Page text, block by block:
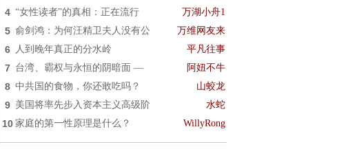
4 “女性读者”的真相：正在流行 万湖小舟1
5 俞剑鸿：为何汪精卫夫人没有公 万维网友来
6 人到晚年真正的分水岭 平凡往事
7 台湾、霸权与永恒的阴暗面 — 阿妞不牛
8 中共国的食物，你还敢吃吗？ 山蛟龙
9 美国将率先步入资本主义高级阶 水蛇
10 家庭的第一性原理是什么？ WillyRong